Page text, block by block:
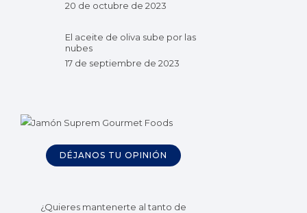
20 de octubre de 2023
El aceite de oliva sube por las
nubes
17 de septiembre de 2023
DÉJANOS TU OPINIÓN
¿Quieres mantenerte al tanto de